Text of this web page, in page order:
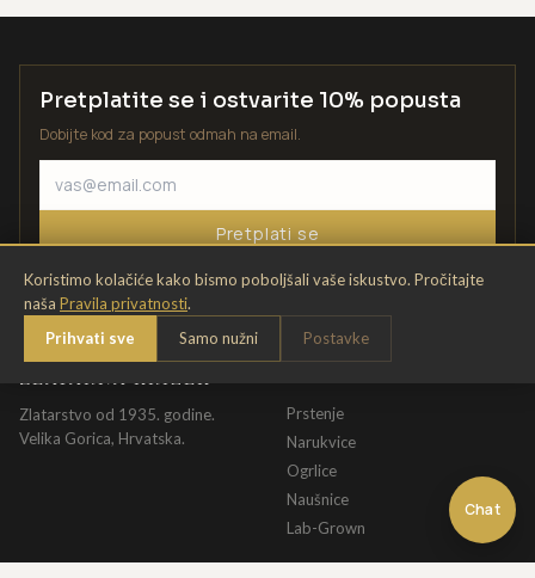
Chat
Koristimo kolačiće kako bismo poboljšali vaše iskustvo. Pročitajte
naša Pravila privatnosti.
Prihvati sve
Samo nužni Postavke
Pretplatite se i ostvarite 10% popusta
Dobijte kod za popust odmah na email.
Pretplati se
Zlatarstvo od 1935. godine.
Velika Gorica, Hrvatska.
Prstenje
Narukvice
Ogrlice
Naušnice
Lab-Grown